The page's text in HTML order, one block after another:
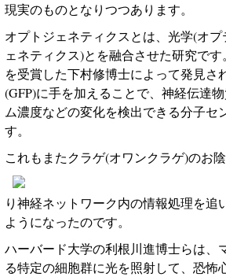
現実のものとなりつつあります。
オプトジェネティクスとは、光学(オプ
ェネティクス)とを融合させた研究で
を受賞した下村修博士によって発見さ
(GFP)に手を加えることで、神経伝達
ム濃度などの変化を検出できる分子セ
す。
これもまたクラゲ(オワンクラゲ)のお陰
り神経ネットワーク内の情報処理を追
ようになったのです。
ハーバード大学の利根川進博士らは、
る特定の細胞群に光を照射して、恐怖